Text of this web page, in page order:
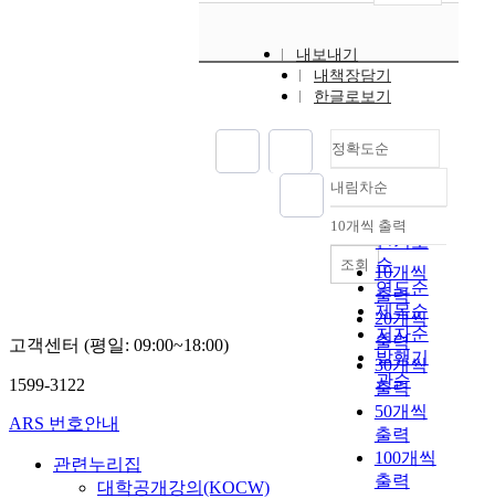
내보내기
내책장담기
한글로보기
정확도순
정확도
순
인기도
순
연도순
제목순
저자순
발행기
관순
내림차순
내림차순
10개씩 출력
10개씩
출력
20개씩
출력
30개씩
출력
50개씩
출력
100개씩
출력
조회
고객센터 (평일: 09:00~18:00)
1599-3122
ARS 번호안내
관련누리집
대학공개강의(KOCW)